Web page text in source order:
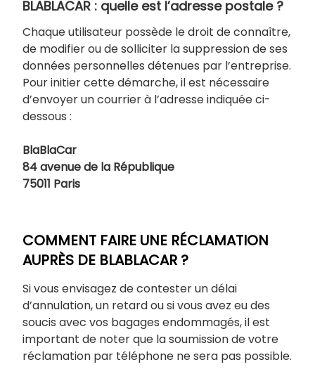
BLABLACAR : quelle est l’adresse postale ?
Chaque utilisateur possède le droit de connaître,
de modifier ou de solliciter la suppression de ses
données personnelles détenues par l’entreprise.
Pour initier cette démarche, il est nécessaire
d’envoyer un courrier à l’adresse indiquée ci-
dessous :
BlaBlaCar
84 avenue de la République
75011 Paris
COMMENT FAIRE UNE RÉCLAMATION
AUPRÈS DE BLABLACAR ?
Si vous envisagez de contester un délai
d’annulation, un retard ou si vous avez eu des
soucis avec vos bagages endommagés, il est
important de noter que la soumission de votre
réclamation par téléphone ne sera pas possible.